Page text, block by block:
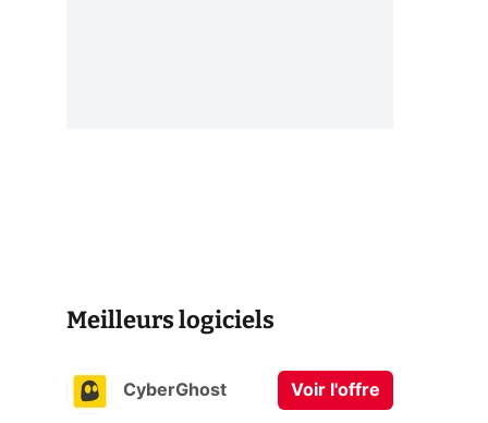
Meilleurs logiciels
CyberGhost Voir l'offre